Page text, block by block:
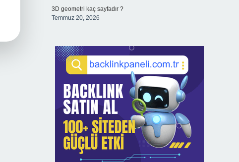
3D geometri kaç sayfadır ?
Temmuz 20, 2026